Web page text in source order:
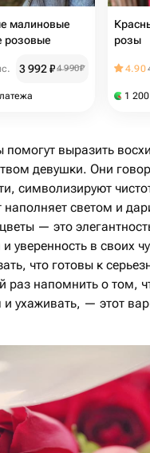
малиновые
розовые
3 992₽4 990₽
розы
4.90
1 200
помогут выразить
девушки. Они
символизируют
наполняет светом и
— это
уверенность в своих
что готовы к
раз напомнить о том,
и ухаживать, — этот